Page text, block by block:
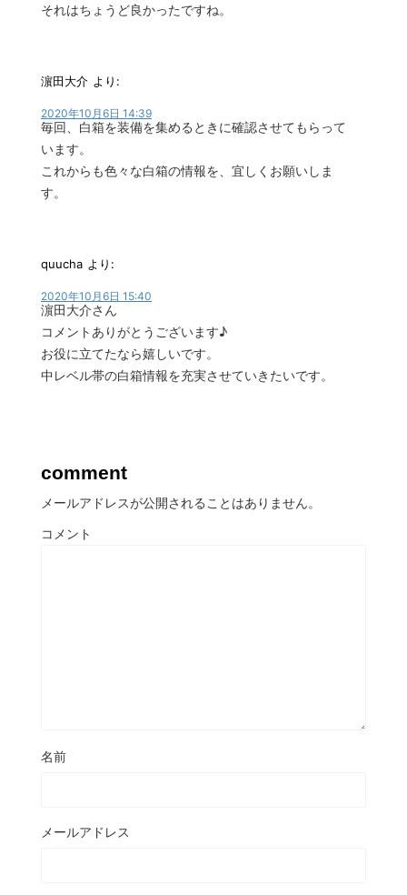
それはちょうど良かったですね。
濵田大介 より:
2020年10月6日 14:39
毎回、白箱を装備を集めるときに確認させてもらって
います。
これからも色々な白箱の情報を、宜しくお願いしま
す。
quucha より:
2020年10月6日 15:40
濵田大介さん
コメントありがとうございます♪
お役に立てたなら嬉しいです。
中レベル帯の白箱情報を充実させていきたいです。
comment
メールアドレスが公開されることはありません。
コメント
名前
メールアドレス